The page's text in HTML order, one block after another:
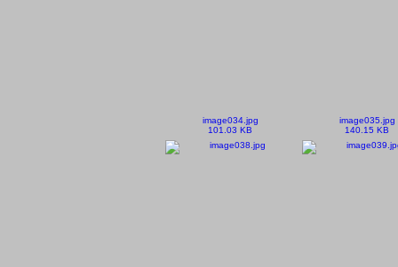
image034.jpg
101.03 KB
image035.jpg
140.15 KB